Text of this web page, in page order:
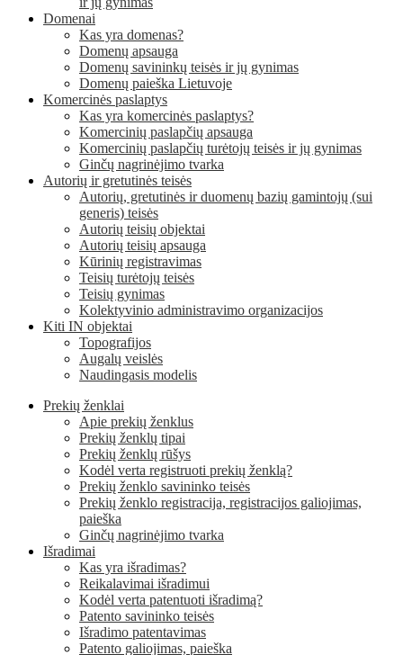
Domenai
Kas yra domenas?
Domenų apsauga
Domenų savininkų teisės ir jų gynimas
Domenų paieška Lietuvoje
Komercinės paslaptys
Kas yra komercinės paslaptys?
Komercinių paslapčių apsauga
Komercinių paslapčių turėtojų teisės ir jų gynimas
Ginčų nagrinėjimo tvarka
Autorių ir gretutinės teisės
Autorių, gretutinės ir duomenų bazių gamintojų (sui
generis) teisės
Autorių teisių objektai
Autorių teisių apsauga
Kūrinių registravimas
Teisių turėtojų teisės
Teisių gynimas
Kolektyvinio administravimo organizacijos
Kiti IN objektai
Topografijos
Augalų veislės
Naudingasis modelis
Prekių ženklai
Apie prekių ženklus
Prekių ženklų tipai
Prekių ženklų rūšys
Kodėl verta registruoti prekių ženklą?
Prekių ženklo savininko teisės
Prekių ženklo registracija, registracijos galiojimas,
paieška
Ginčų nagrinėjimo tvarka
Išradimai
Kas yra išradimas?
Reikalavimai išradimui
Kodėl verta patentuoti išradimą?
Patento savininko teisės
Išradimo patentavimas
Patento galiojimas, paieška